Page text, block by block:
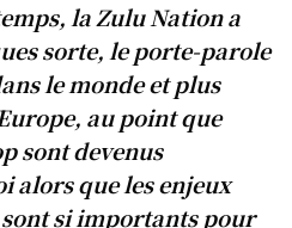
la Zulu Nation a
sorte, le porte-parole
le monde et plus
au point que
sont devenus
alors que les enjeux
si importants pour